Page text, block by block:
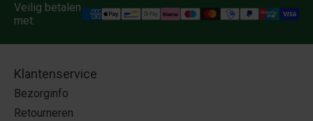
Veilig betalen
met:
Klantenservice
Bezorginfo
Retourneren